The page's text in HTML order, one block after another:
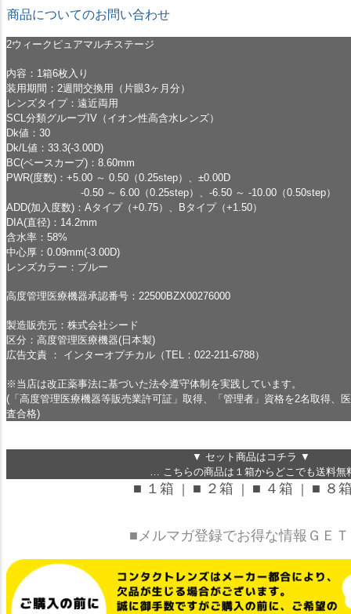
商品についてのお問い合わせ
2ウィークピュアマルチステージ
内容：1箱6枚入り
装用期間：2週間交換用（片眼3ヶ月分）
レンズタイプ：遠近両用
SCL分類グループIV（イオン性高含水レンズ）
Dk値：30
Dk/L値：33.3(-3.00D)
BC(ベースカーブ)：8.60mm
PWR(度数)：+5.00 ～ 0.50（0.25step）、±0.00D
-0.50 ～ 6.00（0.25step）、-6.50 ～ -10.00（0.50step）
ADD(加入度数)：Aタイプ（+0.75）、Bタイプ（+1.50）
DIA(直径)：14.2mm
含水率：58%
中心厚：0.09mm(-3.00D)
レンズカラー：ブルー
高度管理医療機器承認番号：22500BZX00276000
製造販売元：株式会社シード
区分：高度管理医療機器(日本製)
広告文責 ： インターオプチカル（TEL：022-211-6788）
※当店は改正薬事法に基づいた法令遵守体制を実践しています。
(「高度管理医療機器等販売業許可証」取得、「管理者」資格を2名取得、
査合格)
▼ セット商品はコチラ ▼
… こちらの商品は１箱からどこでも送料無
■ １箱 ■ ２箱 ■ ４箱 ■ ８
■メルマガ登録でお得な情報ＧＥ